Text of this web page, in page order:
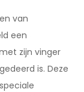
van
een
zijn vinger
is. Deze